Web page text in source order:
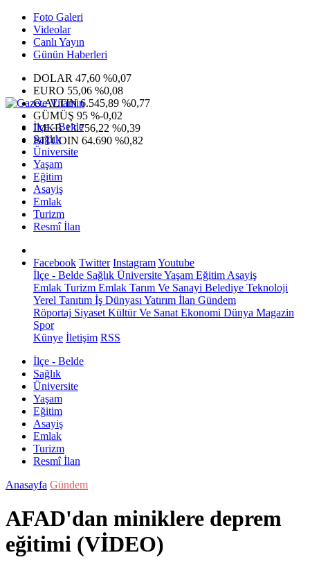
Foto Galeri
Videolar
Canlı Yayın
Günün Haberleri
DOLAR 47,60 %0,07
EURO 55,06 %0,08
G.ALTIN6.545,89 %0,77
GÜMÜŞ 95 %-0,02
IMKB13.756,22 %0,39
BITCOIN 64.690 %0,82
İlçe - Belde
Sağlık
Üniversite
Yaşam
Eğitim
Asayiş
Emlak
Turizm
Resmî İlan
Facebook Twitter InstagramYoutube
İlçe - Belde Sağlık ÜniversiteYaşam Eğitim Asayiş
Emlak Turizm Emlak Tarım Ve Sanayi Belediye Teknoloji
Yerel Tanıtım İş Dünyası Yatırım İlan Gündem
Röportaj Siyaset Kültür Ve Sanat Ekonomi Dünya Magazin
Spor
Künye İletişim RSS
İlçe - Belde
Sağlık
Üniversite
Yaşam
Eğitim
Asayiş
Emlak
Turizm
Resmî İlan
Anasayfa Gündem
AFAD'dan miniklere deprem
eğitimi (VİDEO)